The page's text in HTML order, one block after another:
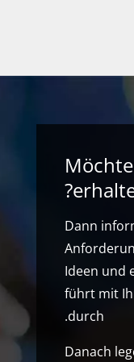
Dann
Ideen und
führt mit
durch.
Danach